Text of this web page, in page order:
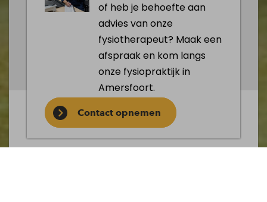
of heb je behoefte aan
advies van onze
fysiotherapeut? Maak een
afspraak en kom langs
onze fysiopraktijk in
Amersfoort.
Contact opnemen